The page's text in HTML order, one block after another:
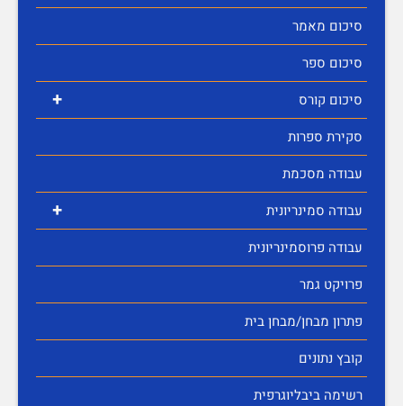
סיכום מאמר
סיכום ספר
+
סיכום קורס
סקירת ספרות
עבודה מסכמת
+
עבודה סמינריונית
עבודה פרוסמינריונית
פרויקט גמר
פתרון מבחן/מבחן בית
קובץ נתונים
רשימה ביבליוגרפית